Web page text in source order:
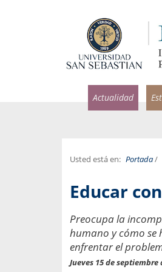
Actualidad
Usted está en: Portada/
Educar
Preocupa la
humano y cómo se
enfrentar el
Jueves 15 de septiembre
médicas y
por incapacidad